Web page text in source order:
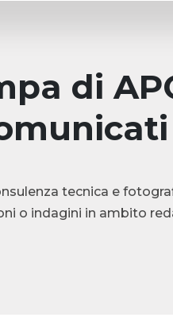
di
tecnica e
o indagini in ambito